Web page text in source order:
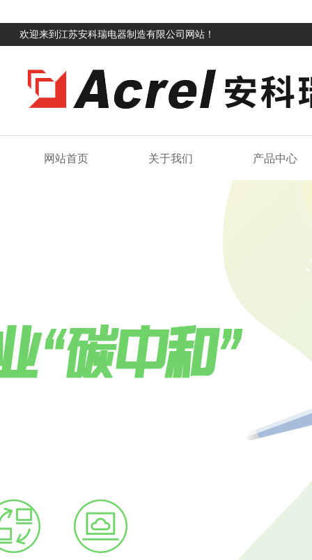
欢迎来到江苏安科瑞电器制造有限公司网站！
网站首页 关于我们 产品中心